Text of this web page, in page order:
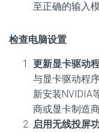
至正确的输入模
检查电脑设置
更新显卡驱动
与显卡驱动程
新安装NVIDIA
商或显卡制造
启用无线投屏